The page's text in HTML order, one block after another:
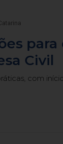
para
Civil
com